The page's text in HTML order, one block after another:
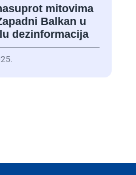
mitovima
Balkan u
dezinformacija